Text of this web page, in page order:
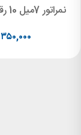
نمراتور 7میل 10 رقم Shiny N-210
۳۵۰,۰۰۰